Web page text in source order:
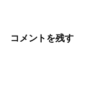
コメントを残す